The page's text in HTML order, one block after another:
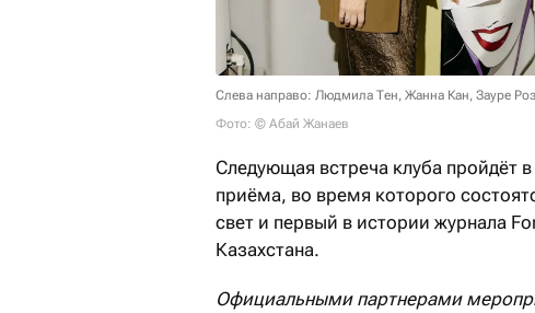
Слева направо: Людмила Тен, Жанна Кан, Зауре
Фото: © Абай Жанаев
Следующая встреча клуба пройдёт
приёма, во время которого
свет и первый в истории журнала
Казахстана.
Официальными партнерами